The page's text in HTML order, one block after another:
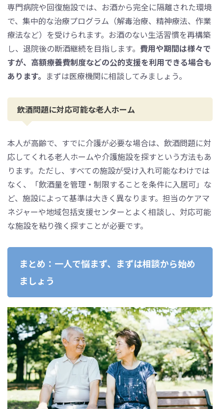
専門病院や回復施設では、お酒から完全に隔離された環境
で、集中的な治療プログラム（解毒治療、精神療法、作業
療法など）を受けられます。お酒のない生活習慣を再構築
し、退院後の断酒継続を目指します。 費用や期間は様々で
すが、高額療養費制度などの公的支援を利用できる場合も
あります。 まずは医療機関に相談してみましょう。
飲酒問題に対応可能な老人ホーム
本人が高齢で、すでに介護が必要な場合は、飲酒問題に対
応してくれる老人ホームや介護施設を探すという方法もあ
ります。ただし、すべての施設が受け入れ可能なわけでは
なく、「飲酒量を管理・制限することを条件に入居可」な
ど、施設によって基準は大きく異なります。担当のケアマ
ネジャーや地域包括支援センターとよく相談し、対応可能
な施設を粘り強く探すことが必要です。
まとめ：一人で悩まず、まずは相談から始め
ましょう